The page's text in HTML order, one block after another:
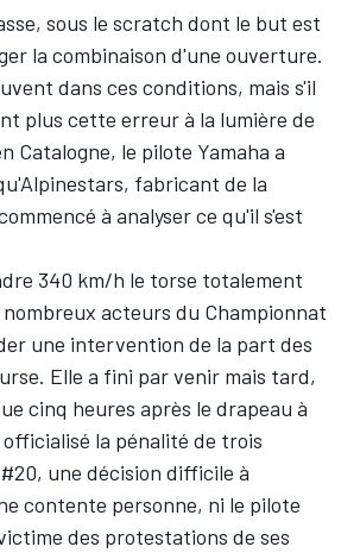
sous le scratch dont le but est
la combinaison d'une ouverture.
dans ces conditions, mais s'il
plus cette erreur à la lumière de
Catalogne, le pilote Yamaha a
fabricant de la
à analyser ce qu'il s'est
340 km/h le torse totalement
nombreux acteurs du Championnat
une intervention de la part des
Elle a fini par venir mais tard,
cinq heures après le drapeau à
la pénalité de trois
une décision difficile à
contente personne, ni le pilote
des protestations de ses